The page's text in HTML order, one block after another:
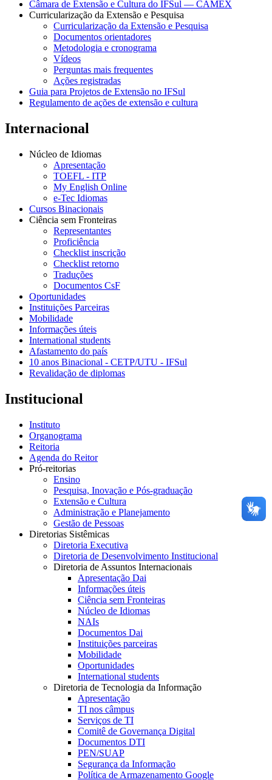
Câmara de Extensão e Cultura do IFSul — CAMEX
Curricularização da Extensão e Pesquisa
Curricularização da Extensão e Pesquisa
Documentos orientadores
Metodologia e cronograma
Vídeos
Perguntas mais frequentes
Ações registradas
Guia para Projetos de Extensão no IFSul
Regulamento de ações de extensão e cultura
Internacional
Núcleo de Idiomas
Apresentação
TOEFL - ITP
My English Online
e-Tec Idiomas
Cursos Binacionais
Ciência sem Fronteiras
Representantes
Proficiência
Checklist inscrição
Checklist retorno
Traduções
Documentos CsF
Oportunidades
Instituições Parceiras
Mobilidade
Informações úteis
International students
Afastamento do país
10 anos Binacional - CETP/UTU - IFSul
Revalidação de diplomas
Institucional
Instituto
Organograma
Reitoria
Agenda do Reitor
Pró-reitorias
Ensino
Pesquisa, Inovação e Pós-graduação
Extensão e Cultura
Administração e Planejamento
Gestão de Pessoas
Diretorias Sistêmicas
Diretoria Executiva
Diretoria de Desenvolvimento Institucional
Diretoria de Assuntos Internacionais
Apresentação Dai
Informações úteis
Ciência sem Fronteiras
Núcleo de Idiomas
NAIs
Documentos Dai
Instituições parceiras
Mobilidade
Oportunidades
International students
Diretoria de Tecnologia da Informação
Apresentação
TI nos câmpus
Serviços de TI
Comitê de Governança Digital
Documentos DTI
PEN/SUAP
Segurança da Informação
Política de Armazenamento Google